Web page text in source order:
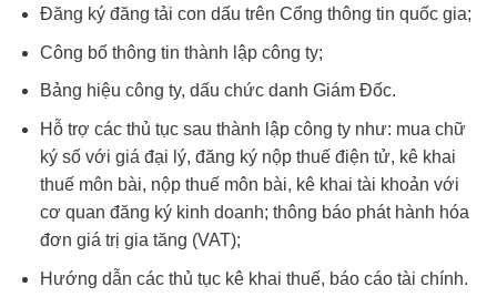
Đăng ký đăng tải con dấu trên Cổng thông tin quốc gia;
Công bố thông tin thành lập công ty;
Bảng hiệu công ty, dấu chức danh Giám Đốc.
Hỗ trợ các thủ tục sau thành lập công ty như: mua chữ
ký số với giá đại lý, đăng ký nộp thuế điện tử, kê khai
thuế môn bài, nộp thuế môn bài, kê khai tài khoản với
cơ quan đăng ký kinh doanh; thông báo phát hành hóa
đơn giá trị gia tăng (VAT);
Hướng dẫn các thủ tục kê khai thuế, báo cáo tài chính.